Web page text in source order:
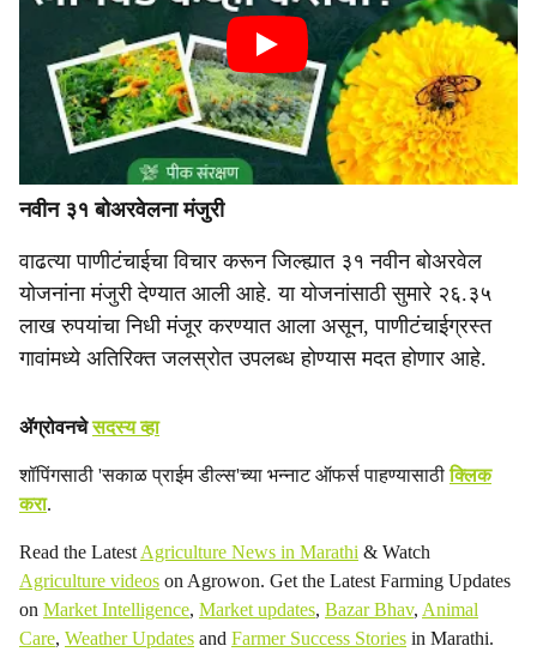
नवीन ३१ बोअरवेलना मंजुरी
वाढत्या पाणीटंचाईचा विचार करून जिल्ह्यात ३१ नवीन बोअरवेल
योजनांना मंजुरी देण्यात आली आहे. या योजनांसाठी सुमारे २६.३५
लाख रुपयांचा निधी मंजूर करण्यात आला असून, पाणीटंचाईग्रस्त
गावांमध्ये अतिरिक्त जलस्रोत उपलब्ध होण्यास मदत होणार आहे.
ॲग्रोवनचेसदस्य व्हा
शॉपिंगसाठी 'सकाळ प्राईम डील्स'च्या भन्नाट ऑफर्स पाहण्यासाठीक्लिक
करा.
Read the Latest Agriculture News in Marathi & Watch
Agriculture videos on Agrowon. Get the Latest Farming Updates
on Market Intelligence, Market updates, Bazar Bhav, Animal
Care, Weather Updates and Farmer Success Stories in Marathi.